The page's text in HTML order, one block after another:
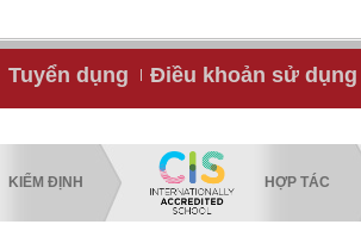
Tuyển dụng Điều khoản sử dụng
KIỂM ĐỊNH HỢP TÁC